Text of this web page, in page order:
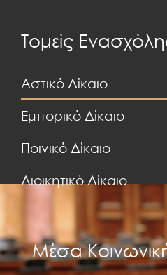
Τομείς
Αστικό Δίκαιο
Εμπορικό Δίκαιο
Ποινικό Δίκαιο
Διοικητικό Δίκαιο
Μέσα